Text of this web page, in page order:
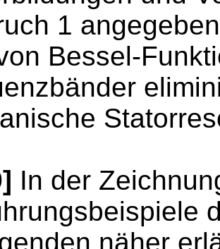
1
Bessel-
In der
näher